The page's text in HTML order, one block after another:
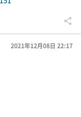
2021年12月08日 22:17